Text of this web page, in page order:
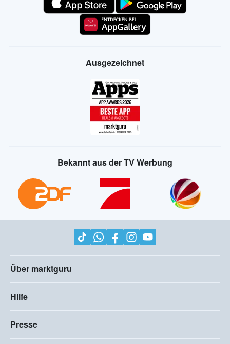
Ausgezeichnet
Bekannt aus der TV Werbung
Über marktguru
Hilfe
Presse